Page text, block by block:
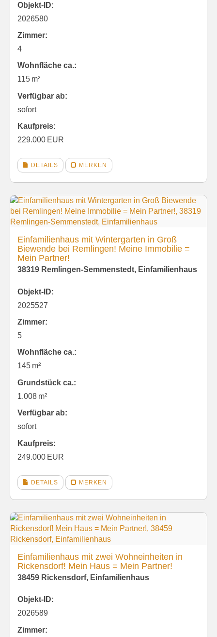
Objekt-ID:
2026580
Zimmer:
4
Wohnfläche ca.:
115 m²
Verfügbar ab:
sofort
Kaufpreis:
229.000 EUR
DETAILS MERKEN
Einfamilienhaus mit Wintergarten in Groß
Biewende bei Remlingen! Meine Immobilie =
Mein Partner!
38319 Remlingen-Semmenstedt, Einfamilienhaus
Objekt-ID:
2025527
Zimmer:
5
Wohnfläche ca.:
145 m²
Grund­stück ca.:
1.008 m²
Verfügbar ab:
sofort
Kaufpreis:
249.000 EUR
DETAILS MERKEN
Einfamilienhaus mit zwei Wohneinheiten in
Rickensdorf! Mein Haus = Mein Partner!
38459 Rickensdorf, Einfamilienhaus
Objekt-ID:
2026589
Zimmer: